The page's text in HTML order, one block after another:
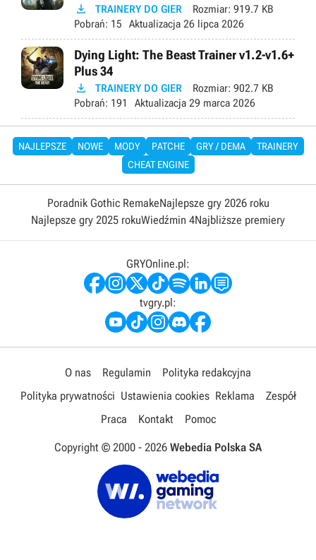
 TRAINERY DO GIER Rozmiar: 919.7 KB
Pobrań: 15 Aktualizacja 26 lipca 2026
Dying Light: The Beast Trainer v1.2-v1.6+
Plus 34
 TRAINERY DO GIER Rozmiar: 902.7 KB
Pobrań: 191 Aktualizacja 29 marca 2026
NAJLEPSZE NOWE MODY PATCHE GRY / DEMA
TRAINERY
CHEAT ENGINE
Poradnik Gothic RemakeNajlepsze gry 2026 roku
Najlepsze gry 2025 rokuWiedźmin 4Najbliższe premiery
GRYOnline.pl:
tvgry.pl:
O nas Regulamin
Polityka redakcyjna
Polityka prywatności Ustawienia cookies Reklama
Zespół
Praca
Kontakt Pomoc
Copyright © 2000 - 2026 Webedia Polska SA